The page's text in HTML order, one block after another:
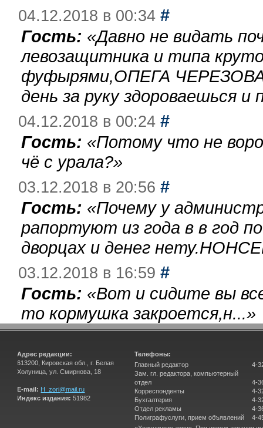
04.12.2018 в 00:34 #
Гость: «Давно не видать
левозащитника и типа
фуфырями,ОПЕГА
день за руку здороваешься
04.12.2018 в 00:24 #
Гость: «Потому что не
чё с урала?»
03.12.2018 в 20:56 #
Гость: «Почему у
рапортуют из года в в год
дворцах и денег
03.12.2018 в 16:59 #
Гость: «Вот и сидите вы
то кормушка закроется,н...»
Адрес редакции:
613200, Кировская обл., г. Белая
Холуница, ул. Смирнова, 18
E-mail: H_zori@mail.ru
Индекс издания: 51982
Телефоны:
Главный редактор
Зам. гл. редактора, компьютерный
отдел
Корреспонденты
Бухгалтерия
Отдел рекламы
Полиграфуслуги, прием объявлений
4-
4-
4-
4-
4-
4-